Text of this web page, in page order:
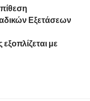
Εξετάσεων
με